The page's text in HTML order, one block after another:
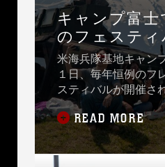
キャンプ富
のフェステ
米海兵隊基地キャン
１日、毎年恒例のフ
スティバルが開催さ
域住民が会場に愛を
満喫しています。
READ MORE